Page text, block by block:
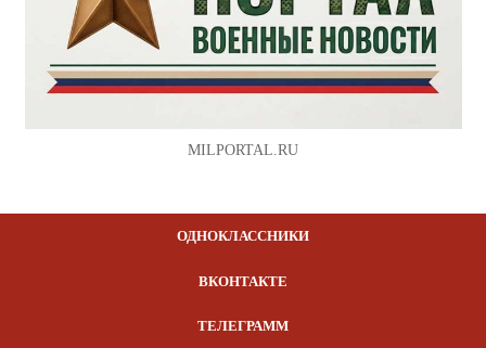
MILPORTAL.RU
ОДНОКЛАССНИКИ
ВКОНТАКТЕ
ТЕЛЕГРАММ